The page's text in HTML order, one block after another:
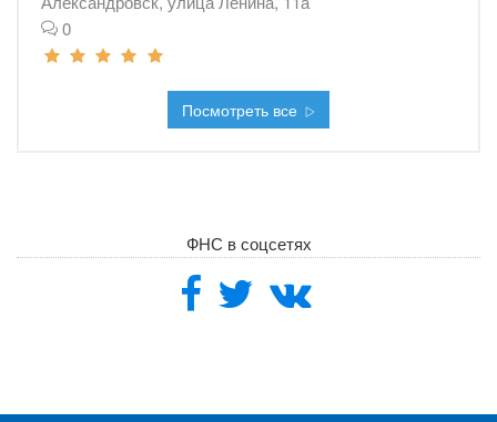
0
Посмотреть все
ФНС в соцсетях